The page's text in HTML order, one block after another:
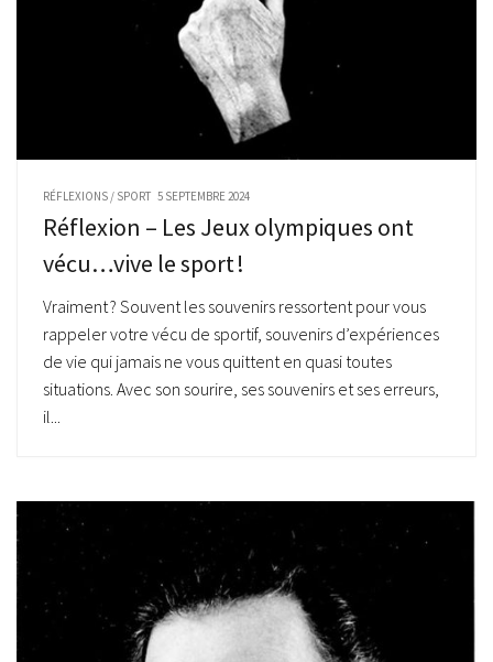
RÉFLEXIONS / SPORT 5 SEPTEMBRE 2024
Réflexion – Les Jeux olympiques ont
vécu…vive le sport !
Vraiment ? Souvent les souvenirs ressortent pour vous
rappeler votre vécu de sportif, souvenirs d’expériences
de vie qui jamais ne vous quittent en quasi toutes
situations. Avec son sourire, ses souvenirs et ses erreurs,
il...